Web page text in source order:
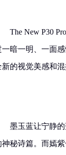
The New P30
一暗一明、一面
新的视觉美感和混
墨玉蓝让宁静
神秘诗篇。而嫣